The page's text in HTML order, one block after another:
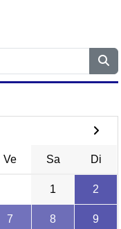
Ve Sa Di
1 2
7 8 9